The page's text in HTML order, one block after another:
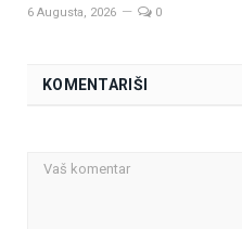
6 Augusta, 2026 0
KOMENTARIŠI